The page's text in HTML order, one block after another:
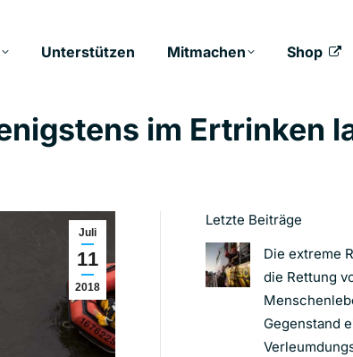
Unterstützen Mitmachen Shop
im Ertrinken
Juli
11
2018
Letzte Beiträge
Die extreme
die Rettung
Gegenstand